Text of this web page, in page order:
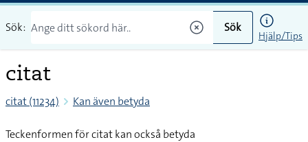
Sök: Sök
Hjälp/Tips
citat
citat (11234) Kan även betyda
Teckenformen för citat kan också betyda